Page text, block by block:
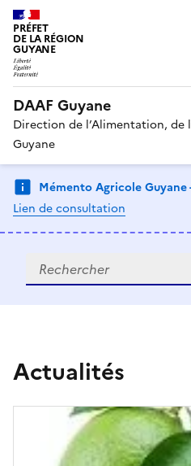
PRÉFET
DE LA RÉGION
GUYANE
DAAF Guyane
Direction de l’Alimentation, de
Guyane
Mémento Agricole Guyane
Lien de consultation
Recherche
AActualités